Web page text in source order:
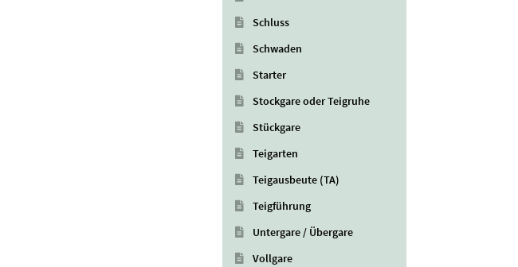
Schluss
Schwaden
Starter
Stockgare oder Teigruhe
Stückgare
Teigarten
Teigausbeute (TA)
Teigführung
Untergare / Übergare
Vollgare